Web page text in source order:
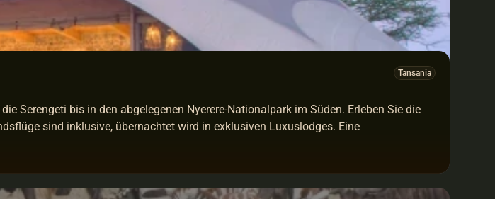
Tansania
Serengeti bis in den abgelegenen Nyerere-Nationalpark im Süden. Erleben Sie die
sind inklusive, übernachtet wird in exklusiven Luxuslodges. Eine